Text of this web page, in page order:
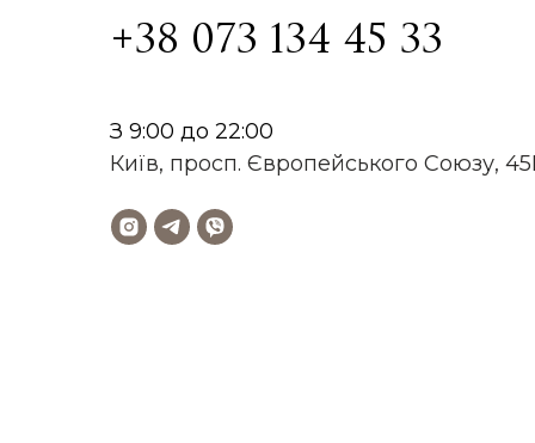
+38 073 134 45 33
З 9:00 до 22:00
Київ, просп. Європейського Союзу,